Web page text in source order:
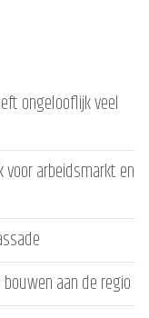
ongelooflijk veel
arbeidsmarkt en
aan de regio